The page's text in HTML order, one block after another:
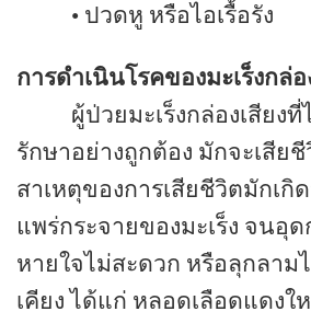
• ปวดหู หรือไอเรื้อรัง
การดำเนินโรคของมะเร็งกล่อ
ผู้ป่วยมะเร็งกล่องเสียง
รักษาอย่างถูกต้อง มักจะเสีย
สาเหตุของการเสียชีวิตมักเกิ
แพร่กระจายของมะเร็ง จนอุด
หายใจไม่สะดวก หรือลุกลาม
เคียง ได้แก่ หลอดเลือดแดง